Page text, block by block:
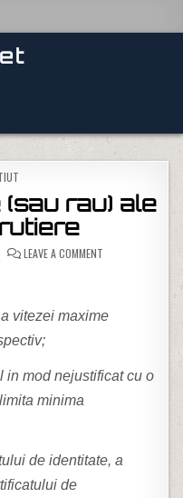
(sau rau) ale
LEAVE A COMMENTON MODIFICARI
vitezei maxime
in mod nejustificat cu o
minima
de identitate, a
de